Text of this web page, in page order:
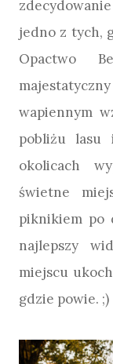
jedno z tych,
Opactwo
wapiennym
pobliżu
okolicach
świetne
piknikiem
najlepszy
miejscu
gdzie powie. ;)